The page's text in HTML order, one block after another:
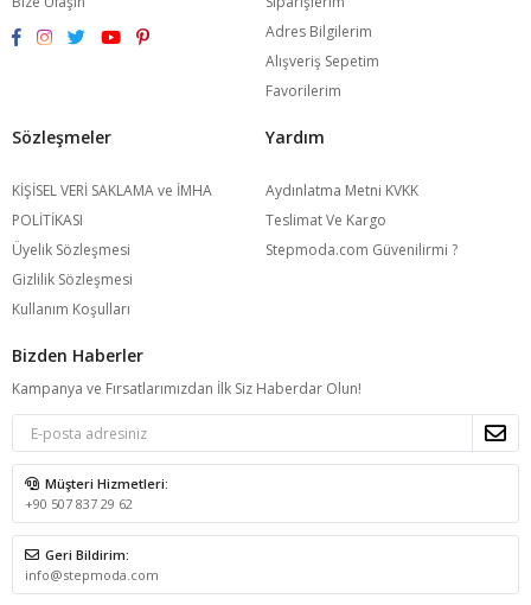
Adres Bilgilerim
Alışveriş Sepetim
Favorilerim
Sözleşmeler
KİŞİSEL VERİ SAKLAMA ve İMHA
POLİTİKASI
Üyelik Sözleşmesi
Gizlilik Sözleşmesi
Kullanım Koşulları
Yardım
Aydınlatma Metni KVKK
Teslimat Ve Kargo
Stepmoda.com Güvenilirmi ?
Bizden Haberler
Kampanya ve Fırsatlarımızdan İlk Siz Haberdar Olun!
Müşteri Hizmetleri:
+90 507 837 29 62
Geri Bildirim:
info@stepmoda.com